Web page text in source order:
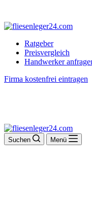
Ratgeber
Preisvergleich
Handwerker
Firma kostenfrei eintragen
Suchen Menü